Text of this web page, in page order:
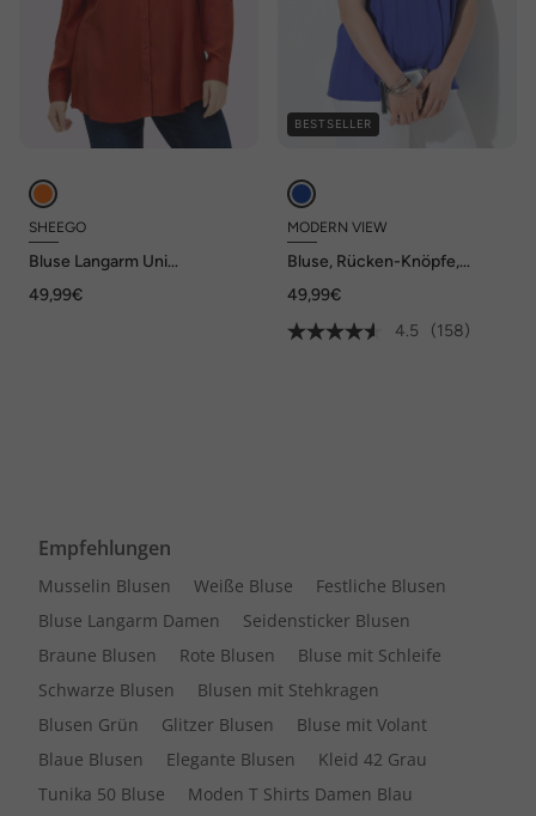
SHEEGO
Bluse Langarm Uni
49,99€
BESTSELLER
MODERN VIEW
Bluse, Rücken-Knöpfe,
49,99€
4.5
(158)
Empfehlungen
Musselin Blusen Weiße Bluse
Festliche Blusen
Bluse Langarm Damen
Seidensticker Blusen
Braune Blusen
Rote Blusen
Bluse mit Schleife
Schwarze Blusen
Blusen mit Stehkragen
Blusen Grün
Glitzer Blusen
Bluse mit Volant
Blaue Blusen
Elegante Blusen
Kleid 42 Grau
Tunika 50 Bluse
Moden T Shirts Damen Blau